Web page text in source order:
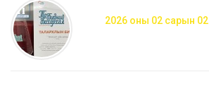
2026 оны 02 сарын 02